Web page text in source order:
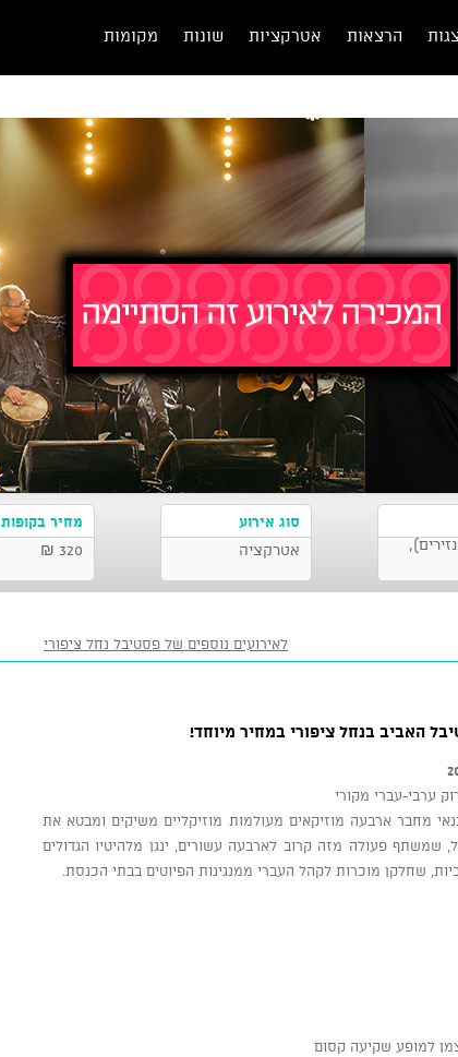
הרצאות אטרקציות שונות מקומות
סוג אירוע
אטרקציה
מחיר בקופות
320 ₪
לאירועים נוספים של פסטיבל נחל ציפורי
האביב בנחל ציפורי במחיר מיוחד!
ערבי-עברי מקורי
מחבר ארבעה מוזיקאים מעולמות מוזיקליים משיקים ומבטא את
פעולה מזה קרוב לארבעה עשורים, ינגן מלהיטיו הגדולים
שחלקן מוכרות לקהל העברי ממנגינות הפיוטים בבתי הכנסת.
למופע שקיעה קסום